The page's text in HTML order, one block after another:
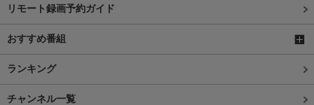
リモート録画予約ガイド
おすすめ番組
ランキング
チャンネル一覧